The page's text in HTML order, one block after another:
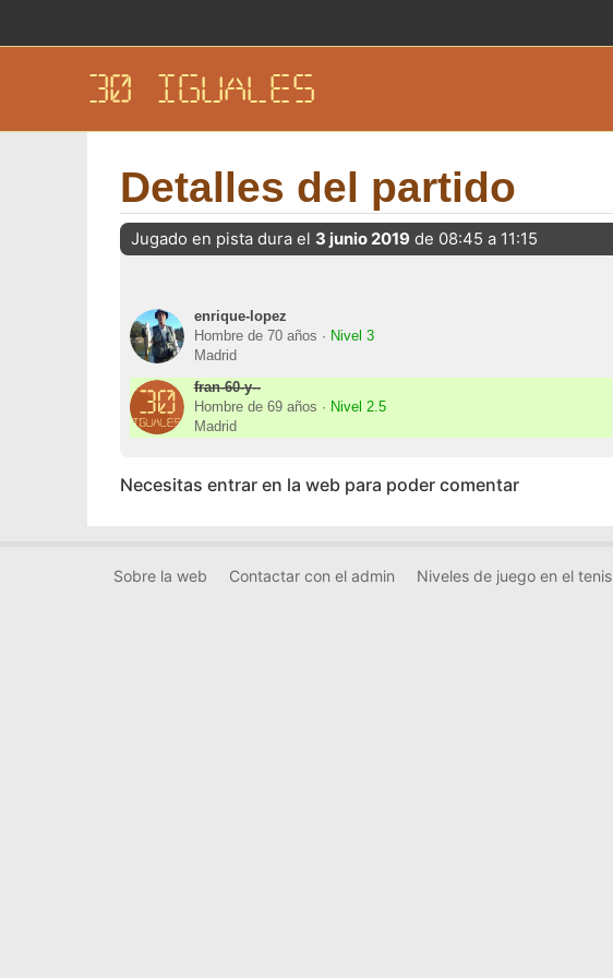
30 IGUALES
Detalles del partido
Jugado en pista dura el 3 junio 2019 de 08:45 a 11:15
enrique-lopez
Hombre de 70 años · Nivel 3
Madrid
fran-60-y--
Hombre de 69 años · Nivel 2.5
Madrid
Necesitas entrar en la web para poder comentar
Sobre la web Contactar con el admin Niveles de juego en el tenis